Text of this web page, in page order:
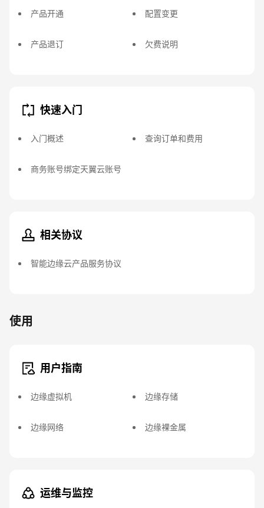
产品开通 配置变更
产品退订 欠费说明
快速入门
入门概述 查询订单和费用
商务账号绑定天翼云账号
相关协议
智能边缘云产品服务协议
使用
用户指南
边缘虚拟机 边缘存储
边缘网络 边缘裸金属
运维与监控